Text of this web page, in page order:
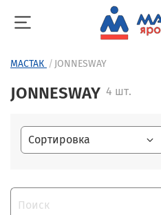
МАСТАК JONNESWAY
JONNESWAY 4 шт.